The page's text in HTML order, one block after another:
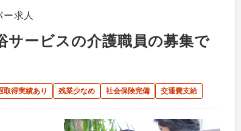
求人
サービスの介護職員の募集で
取得実績あり 残業少なめ 社会保険完備 交通費支給